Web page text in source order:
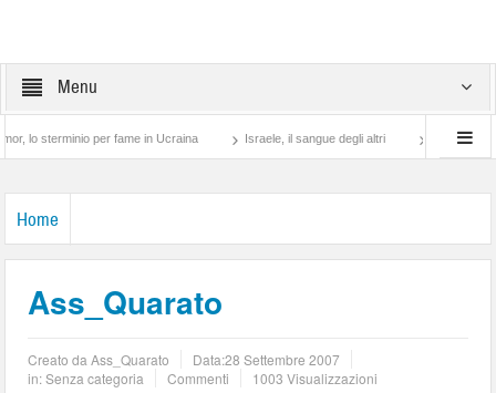
Menu
per fame in Ucraina Israele, il sangue degli altri Lotta di classe… tra
Home
Ass_Quarato
Creato daAss_Quarato Data:28 Settembre 2007
in: Senza categoria
Commenti 1003 Visualizzazioni